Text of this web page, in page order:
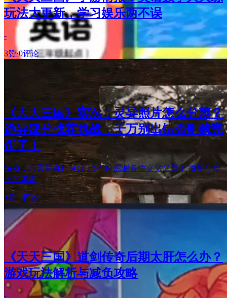
玩法大更新，学习娱乐两不误
-
3赞·0评论
《天天三国》实况：灵异照片怎么分辨？
诡异部分找茬挑战，千万别出错否则就完
蛋了！
游戏：心霊写真仕分け バイト 感谢各位义父义母！ 微博@楼
上的张姐
1赞·0评论
《天天三国》道剑传奇后期太肝怎么办？
游戏玩法解析与减负攻略
-